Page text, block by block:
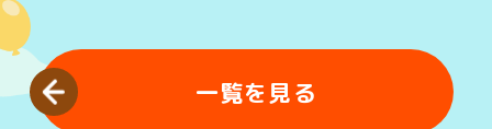
一覧を見る